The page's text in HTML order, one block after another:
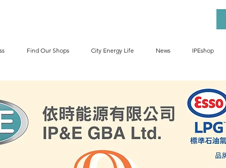
Find Our Shops City Energy Life News IPEshop